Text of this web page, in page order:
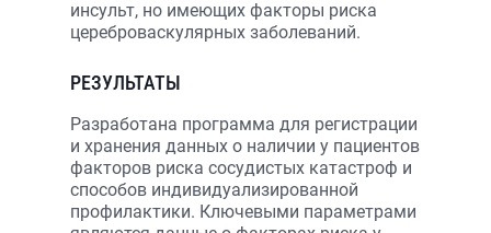
инсульт, но имеющих факторы риска
цереброваскулярных заболеваний.
РЕЗУЛЬТАТЫ
Разработана программа для регистрации
и хранения данных о наличии у пациентов
факторов риска сосудистых катастроф и
способов индивидуализированной
профилактики. Ключевыми параметрами